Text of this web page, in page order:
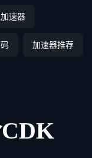
速器
加速器推荐